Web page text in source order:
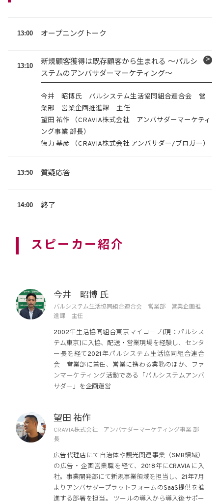
13:00 オープニングトーク
13:10
新規顧客獲得は既存顧客から生まれる 〜パルシ
ステムのアンバサダーマーケティング〜
今井 昭博氏 パルシステム生活協同組合連合会 営
業部 営業企画推進課 主任
望田 祐作 （CRAVIA株式会社 アンバサダーマーケティ
ング事業 部長）
徳力 基彦 （CRAVIA株式会社 アンバサダー/ブロガー）
13:50 質疑応答
14:00 終了
スピーカー紹介
今井 昭博 氏
パルシステム生活協同組合連合会 営業部 営業企画推
進課 主任
2002年生活協同組合東京マイコープ(現：パルシス
テム東京)に入協、配送・営業現場を経験し、センタ
ー長を経て2021年パルシステム生活協同組合連合
会 営業部に着任、営業に携わる業務のほか、ファ
ンマーケティング活動である「パルシステムアンバ
サダー」を企画運営
望田 祐作
CRAVIA株式会社 アンバサダーマーケティング事業 部
長
広告代理店にて自治体や観光関連事業（SMB領域）
の広告・企画営業職を経て、2018年にCRAVIAに入
社。事業開発部にて新規事業領域を担当し、21年7月
よりアンバサダープラットフォームのSaaS提供を推
進する部署を担当。 ツールの導入から導入後サポー